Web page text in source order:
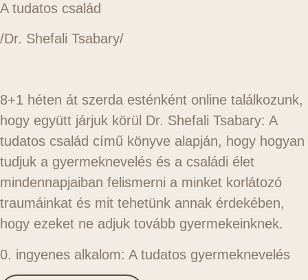
A tudatos család
/Dr. Shefali Tsabary/
8+1 héten át szerda esténként online találkozunk,
hogy együtt járjuk körül Dr. Shefali Tsabary: A
tudatos család című könyve alapján, hogy hogyan
tudjuk a gyermeknevelés és a családi élet
mindennapjaiban felismerni a minket korlátozó
traumáinkat és mit tehetünk annak érdekében,
hogy ezeket ne adjuk tovább gyermekeinknek.
0. ingyenes alkalom: A tudatos gyermeknevelés